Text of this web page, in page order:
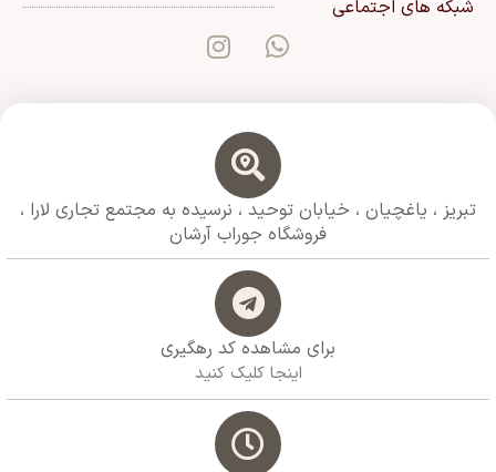
شبکه های اجتماعی
تبریز ، یاغچیان ، خیابان توحید ، نرسیده به مجتمع تجاری لارا ،
فروشگاه جوراب آرشان
برای مشاهده کد رهگیری
اینجا کلیک کنید